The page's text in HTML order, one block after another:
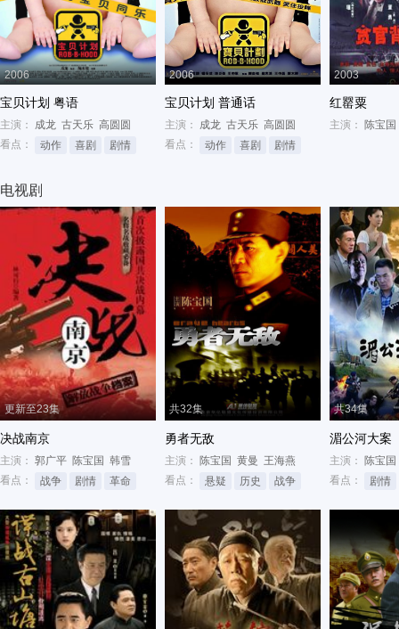
2006
宝贝计划 粤语
主演： 成龙 古天乐 高圆圆
看点：
动作 喜剧 剧情
2006
宝贝计划 普通话
主演： 成龙 古天乐 高圆圆
看点：
动作 喜剧 剧情
2003
红罂粟
主演： 陈宝国
电视剧
更新至23集
决战南京
主演： 郭广平 陈宝国 韩雪
看点：
战争 剧情 革命
共32集
勇者无敌
主演： 陈宝国 黄曼 王海燕
看点：
悬疑 历史 战争
共34集
湄公河大案
主演： 陈宝国
看点：
剧情